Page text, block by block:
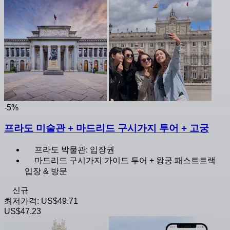
-5%
프라도 미술관 + 마드리드 구시가지 투어 + 고궁
프라도 박물관: 입장권
마드리드 구시가지 가이드 투어 + 왕궁 패스트트랙
입장 & 방문
신규
최저가격: US$49.71
US$47.23